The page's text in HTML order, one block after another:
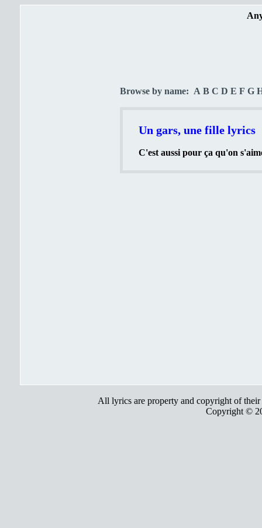
Browse by name: A B C D E F G
Un gars, une fille lyrics
C'est aussi pour ça qu'on
All lyrics are property and copyright of
Copyright ©